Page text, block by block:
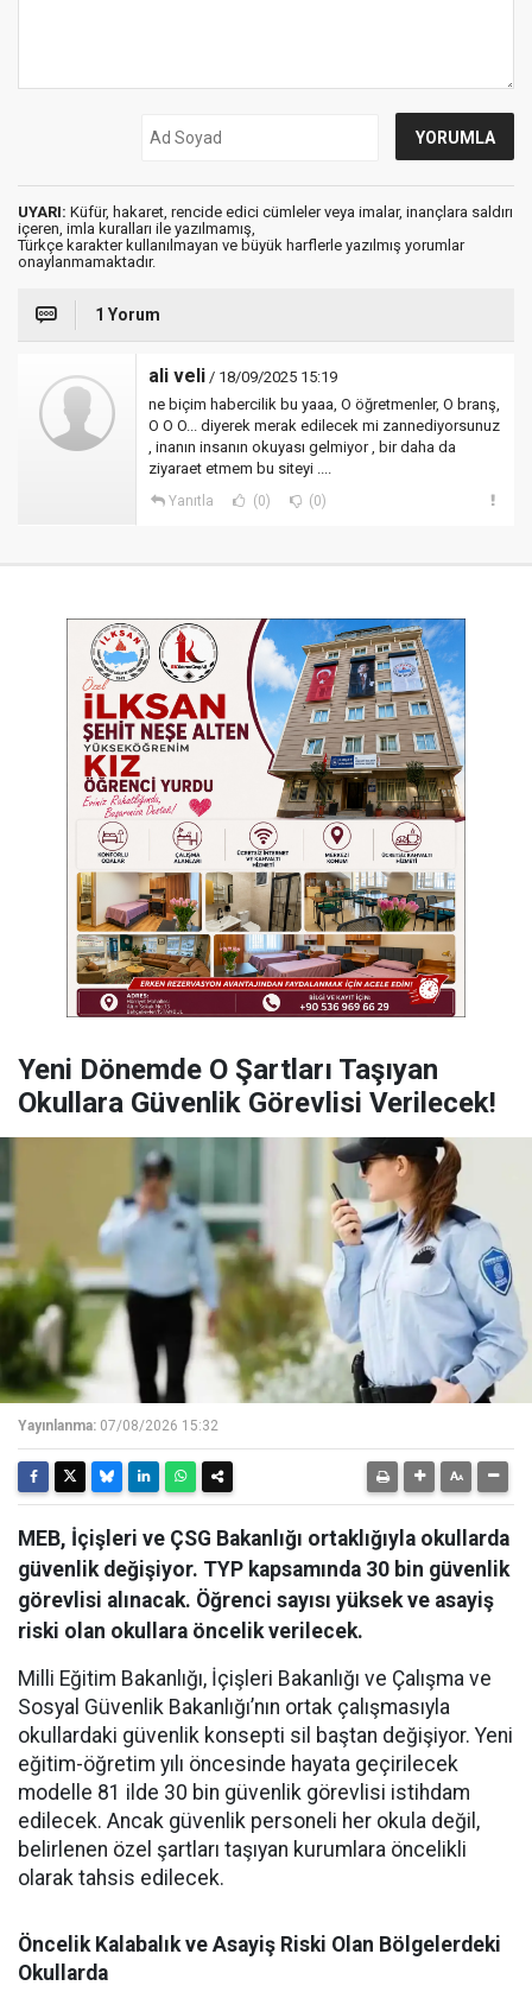
UYARI: Küfür, hakaret, rencide edici cümleler veya imalar, inançlara saldırı
içeren, imla kuralları ile yazılmamış,
Türkçe karakter kullanılmayan ve büyük harflerle yazılmış yorumlar
onaylanmamaktadır.
1 Yorum
ali veli / 18/09/2025 15:19
ne biçim habercilik bu yaaa, O öğretmenler, O branş,
O O O... diyerek merak edilecek mi zannediyorsunuz
, inanın insanın okuyası gelmiyor , bir daha da
ziyaraet etmem bu siteyi ....
Yanıtla (0) (0)
Yeni Dönemde O Şartları Taşıyan
Okullara Güvenlik Görevlisi Verilecek!
Yayınlanma: 07/08/2026 15:32
MEB, İçişleri ve ÇSG Bakanlığı ortaklığıyla okullarda
güvenlik değişiyor. TYP kapsamında 30 bin güvenlik
görevlisi alınacak. Öğrenci sayısı yüksek ve asayiş
riski olan okullara öncelik verilecek.
Milli Eğitim Bakanlığı, İçişleri Bakanlığı ve Çalışma ve
Sosyal Güvenlik Bakanlığı’nın ortak çalışmasıyla
okullardaki güvenlik konsepti sil baştan değişiyor. Yeni
eğitim-öğretim yılı öncesinde hayata geçirilecek
modelle 81 ilde 30 bin güvenlik görevlisi istihdam
edilecek. Ancak güvenlik personeli her okula değil,
belirlenen özel şartları taşıyan kurumlara öncelikli
olarak tahsis edilecek.
Öncelik Kalabalık ve Asayiş Riski Olan Bölgelerdeki
Okullarda